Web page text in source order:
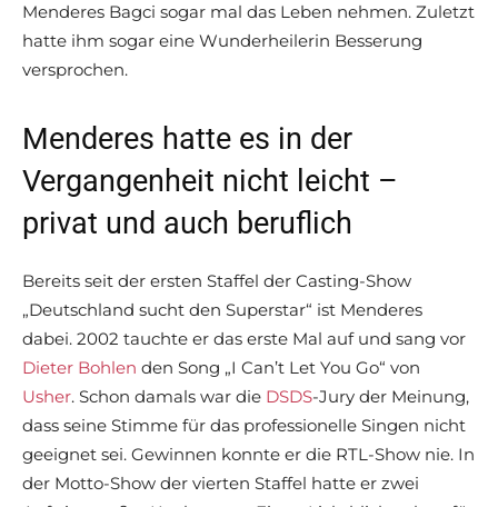
Menderes Bagci sogar mal das Leben nehmen. Zuletzt
hatte ihm sogar eine Wunderheilerin Besserung
versprochen.
Menderes hatte es in der
Vergangenheit nicht leicht –
privat und auch beruflich
Bereits seit der ersten Staffel der Casting-Show
„Deutschland sucht den Superstar“ ist Menderes
dabei. 2002 tauchte er das erste Mal auf und sang vor
Dieter Bohlen den Song „I Can’t Let You Go“ von
Usher. Schon damals war die DSDS-Jury der Meinung,
dass seine Stimme für das professionelle Singen nicht
geeignet sei. Gewinnen konnte er die RTL-Show nie. In
der Motto-Show der vierten Staffel hatte er zwei